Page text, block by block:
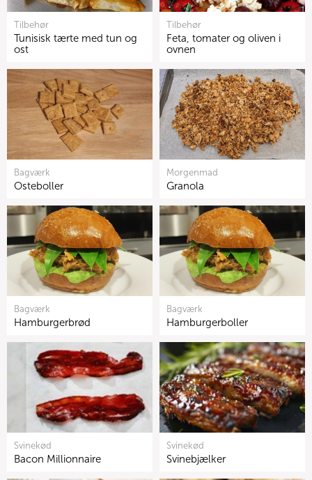
Tilbehør
Tunisisk tærte med tun og
ost
Tilbehør
Feta, tomater og oliven i
ovnen
Bagværk
Osteboller
Morgenmad
Granola
Bagværk
Hamburgerbrød
Bagværk
Hamburgerboller
Svinekød
Bacon Millionnaire
Svinekød
Svinebjælker